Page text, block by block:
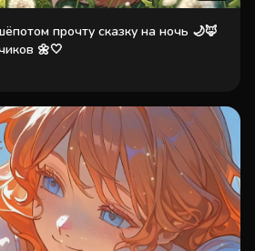
прочту сказку на ночь 🌙🦊
🌼🤍